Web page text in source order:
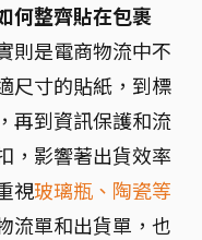
何整齊貼在包裹
則是電商物流中不
尺寸的貼紙，到標
再到資訊保護和流
，影響著出貨效率
視玻璃瓶、陶瓷等
流單和出貨單，也